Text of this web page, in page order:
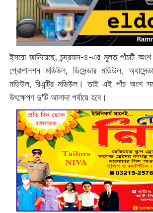
ইসরো জানিয়েছে, চন্দ্রযান-৪-এর মূলত পাঁচটি
প্রোপালশন মডিউল, ডিসেন্ডার মডিউল,
মডিউল, রিএন্ট্রি মডিউল। তাই এই পাঁচ অংশ
উৎক্ষেপণ দু'টি আলাদা পর্যায়ে হবে।